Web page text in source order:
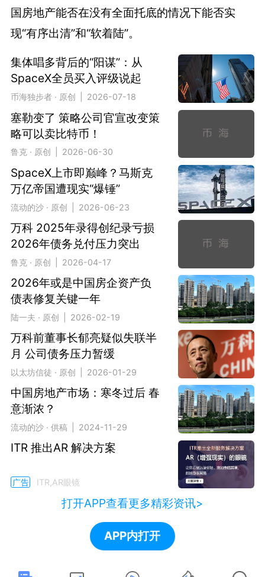
国房地产能否在没有全面托底的情况下能否实
现“有序出清”和“软着陆”。
集体唱多背后的“阳谋”：从
SpaceX全员买入评级说起
币海独步者 · 原创 | 2026-07-18
塞勒变了 策略公司官宣改变策
略可以卖比特币！
鲁克 · 原创 | 2026-06-30
SpaceX上市即巅峰？马斯克
万亿帝国遭现实“爆锤”
流动的沙 · 原创 | 2026-06-23
万科 2025年录得创纪录亏损
2026年债务兑付压力突出
鲁克 · 原创 | 2026-04-17
2026年或是中国房企资产负
债表修复关键一年
陆一夫 · 原创 | 2026-02-19
万科前董事长郁亮疑似失联半
月 公司债务压力暂缓
以太坊信徒 · 原创 | 2026-01-29
中国房地产市场：寒冬过后 春
意渐浓？
流动的沙 · 供稿 | 2024-11-29
ITR 推出AR 解决方案
广告 ITR,AR眼镜
打开APP查看更多精彩资讯>
APP内打开